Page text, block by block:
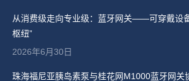
从消费级走向专业级：蓝牙网关——可穿戴设
枢纽”
2026年6月30日
珠海福尼亚胰岛素泵与桂花网M1000蓝牙网关